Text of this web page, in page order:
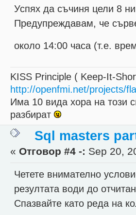
Успях да съчиня цели 8
Предупреждавам, че
около 14:00 часа (т.е.
KISS Principle ( Keep-It-
http://openfmi.net/projects/
Има 10 вида хора на този
разбират
Sql masters
« Отговор #4 -: Sep 20,
Четете внимателно
резултата води до
Спазвайте като реда на